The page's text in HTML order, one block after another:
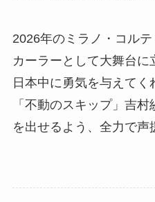
2026年のミラノ・コル
カーラーとして大舞台に
日本中に勇気を与えて
「不動のスキップ」吉
を出せるよう、全力で声